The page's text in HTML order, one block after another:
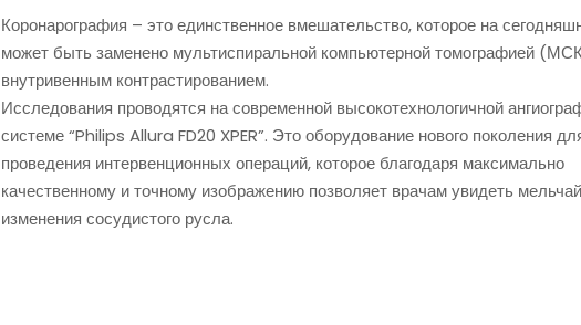
Коронарография – это единственное вмешательство, которое на
может быть заменено мультиспиральной компьютерной томографией
внутривенным контрастированием.
Исследования проводятся на современной высокотехнологичной
системе “Philips Allura FD20 XPER”. Это оборудование нового поколения
проведения интервенционных операций, которое благодаря максимально
качественному и точному изображению позволяет врачам увидеть
изменения сосудистого русла.